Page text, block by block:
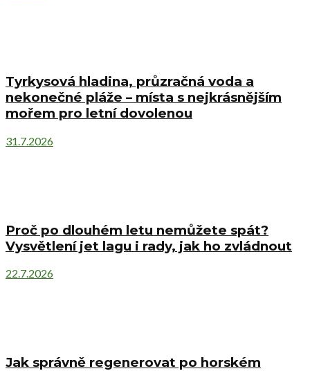
Tyrkysová hladina, průzračná voda a
nekonečné pláže – místa s nejkrásnějším
mořem pro letní dovolenou
31.7.2026
Proč po dlouhém letu nemůžete spát?
Vysvětlení jet lagu i rady, jak ho zvládnout
22.7.2026
Jak správně regenerovat po horském